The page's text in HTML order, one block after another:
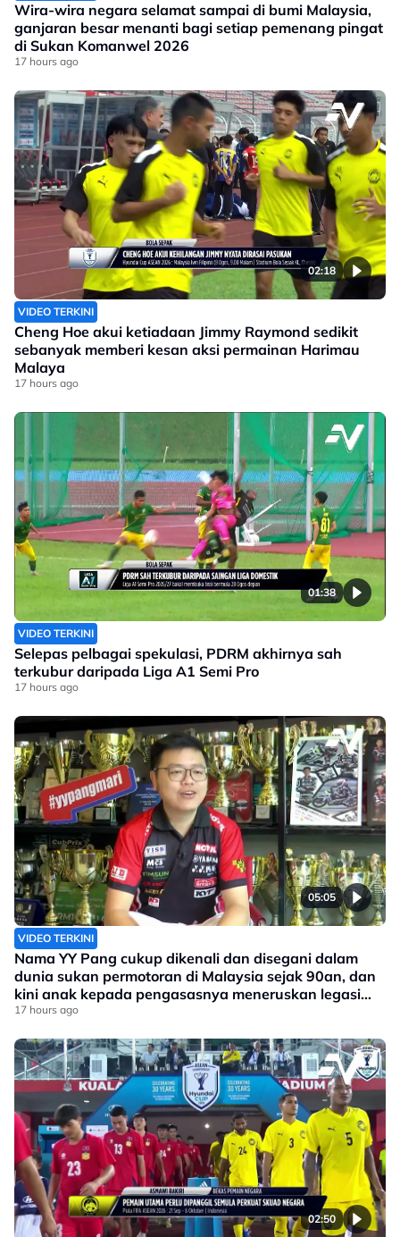
Wira-wira negara selamat sampai di bumi Malaysia,
ganjaran besar menanti bagi setiap pemenang pingat
di Sukan Komanwel 2026
17 hours ago
02:18
VIDEO TERKINI
Cheng Hoe akui ketiadaan Jimmy Raymond sedikit
sebanyak memberi kesan aksi permainan Harimau
Malaya
17 hours ago
01:38
VIDEO TERKINI
Selepas pelbagai spekulasi, PDRM akhirnya sah
terkubur daripada Liga A1 Semi Pro
17 hours ago
05:05
VIDEO TERKINI
Nama YY Pang cukup dikenali dan disegani dalam
dunia sukan permotoran di Malaysia sejak 90an, dan
kini anak kepada pengasasnya meneruskan legasi
yang telah ditinggalkan
17 hours ago
02:50